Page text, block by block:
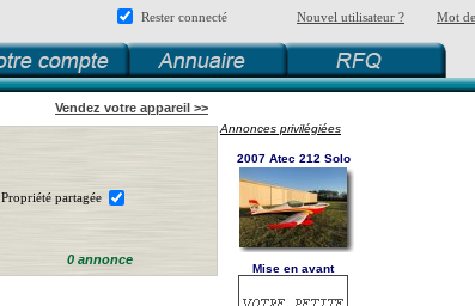
Rester connecté Nouvel utilisateur ? Mot
Vendez votre appareil >>
Propriété partagée
0 annonce